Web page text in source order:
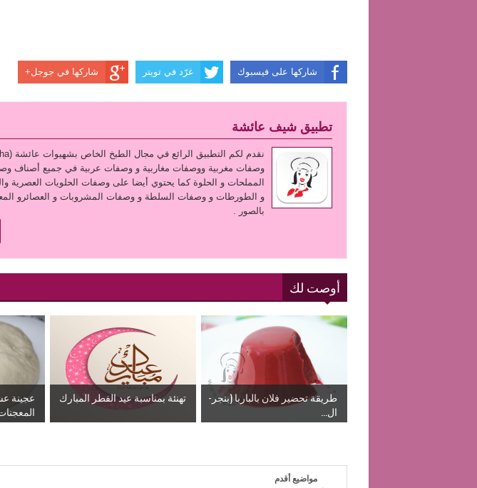
شاركها على فيسبوك غرّد في تويتر شاركها في جوجل+
تطبيق شيف عائشة
وصفات مغربية ووصفات مغاربية و وصفات عربية في جميع أصناف
المملحات و الحلوة كما يحتوي أيضا على وصفات الحلويات العصرية
و الطورطات و وصفات السلطة و وصفات المشروبات و العصائرو
بالصور .
أوصت لك
طريقة تحضير فلان بالباربا (بنجر-
ال...
تهنئة بمناسبة عيد الفطر المبارك
عجينة
مواضيع أقدم